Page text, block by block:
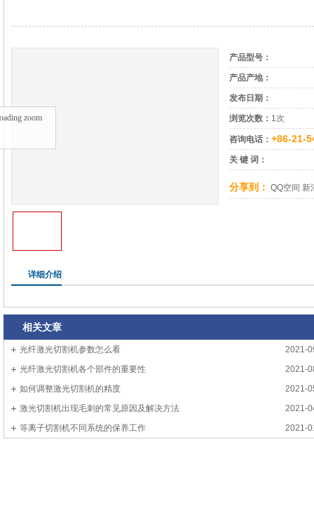
zoom
产品型号：
产品产地：
发布日期：
浏览次数： 1次
咨询电话： +86-21-
关 键 词：
分享到： QQ空间 新
详细介绍
相关文章
2021-
光纤激光切割机参数怎么看
2021-
光纤激光切割机各个部件的重要性
2021-
如何调整激光切割机的精度
2021-
激光切割机出现毛刺的常见原因及解决方法
2021-
等离子切割机不同系统的保养工作